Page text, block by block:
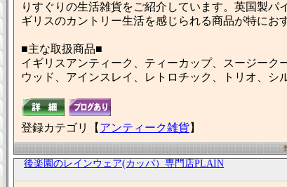
りすぐりの生活雑貨をご紹介しています。英国製パ
ギリスのカントリー生活を感じられる商品が特にお
■主な取扱商品■
イギリスアンティーク、ティーカップ、スージーク
ウッド、アインスレイ、レトロチック、トリオ、シ
登録カテゴリ【 アンティーク雑貨】
後楽園のレインウェア(カッパ）専門店PLAIN